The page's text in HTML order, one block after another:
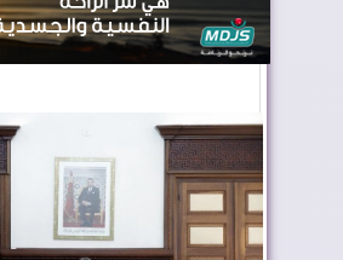
الجزائر تستسلم لفرنسا